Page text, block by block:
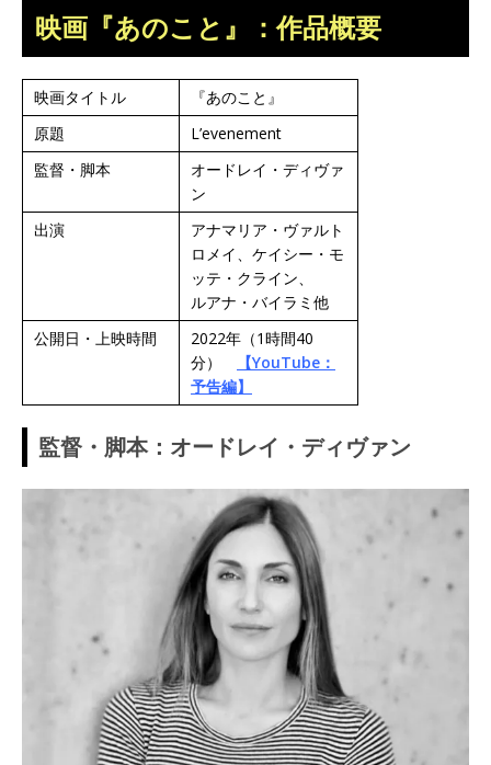
映画『あのこと』：作品概要
映画タイトル
『あのこと』
原題
L’evenement
監督・脚本
オードレイ・ディヴァ
ン
出演
アナマリア・ヴァルト
ロメイ、ケイシー・モ
ッテ・クライン、
ルアナ・バイラミ他
公開日・上映時間
2022年（1時間40
分）
【YouTube：
予告編】
監督・脚本：オードレイ・ディヴァン